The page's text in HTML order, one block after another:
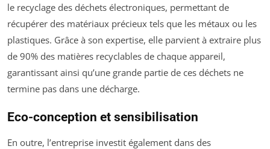
le recyclage des déchets électroniques, permettant de
récupérer des matériaux précieux tels que les métaux ou les
plastiques. Grâce à son expertise, elle parvient à extraire plus
de 90% des matières recyclables de chaque appareil,
garantissant ainsi qu’une grande partie de ces déchets ne
termine pas dans une décharge.
Eco-conception et sensibilisation
En outre, l’entreprise investit également dans des